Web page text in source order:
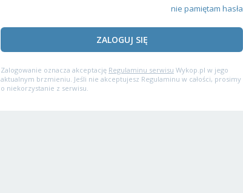
nie pamiętam hasła
ZALOGUJ SIĘ
Zalogowanie oznacza akceptację Regulaminu serwisu Wykop.pl w jego
aktualnym brzmieniu. Jeśli nie akceptujesz Regulaminu w całości, prosimy
o niekorzystanie z serwisu.